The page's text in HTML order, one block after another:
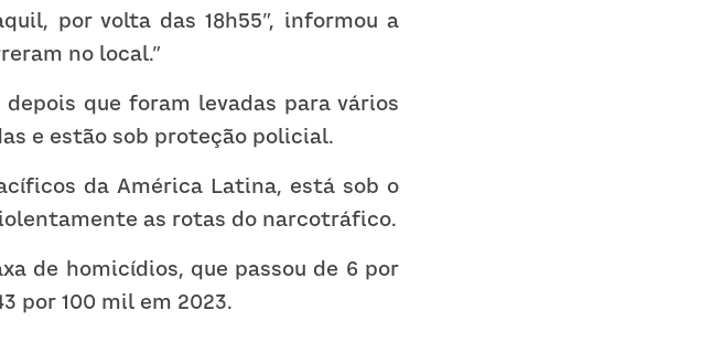
por volta das 18h55”, informou a
no local.”
que foram levadas para vários
e estão sob proteção policial.
da América Latina, está sob o
as rotas do narcotráfico.
de homicídios, que passou de 6 por
por 100 mil em 2023.